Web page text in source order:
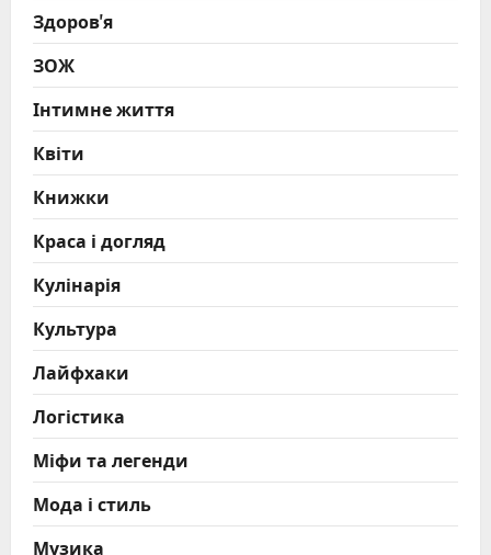
Здоров'я
ЗОЖ
Інтимне життя
Квіти
Книжки
Краса і догляд
Кулінарія
Культура
Лайфхаки
Логістика
Міфи та легенди
Мода і стиль
Музика